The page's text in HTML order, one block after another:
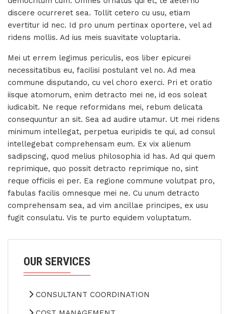
discere ocurreret sea. Tollit cetero cu usu, etiam
evertitur id nec. Id pro unum pertinax oportere, vel ad
ridens mollis. Ad ius meis suavitate voluptaria.
Mei ut errem legimus periculis, eos liber epicurei
necessitatibus eu, facilisi postulant vel no. Ad mea
commune disputando, cu vel choro exerci. Pri et oratio
iisque atomorum, enim detracto mei ne, id eos soleat
iudicabit. Ne reque reformidans mei, rebum delicata
consequuntur an sit. Sea ad audire utamur. Ut mei ridens
minimum intellegat, perpetua euripidis te qui, ad consul
intellegebat comprehensam eum. Ex vix alienum
sadipscing, quod melius philosophia id has. Ad qui quem
reprimique, quo possit detracto reprimique no, sint
reque officiis ei per. Ea regione commune volutpat pro,
fabulas facilis omnesque mei ne. Cu unum detracto
comprehensam sea, ad vim ancillae principes, ex usu
fugit consulatu. Vis te purto equidem voluptatum.
OUR SERVICES
CONSULTANT COORDINATION